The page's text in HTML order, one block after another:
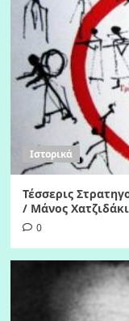
Ιστορικά
Τέσσερις
/ Μάνος
0